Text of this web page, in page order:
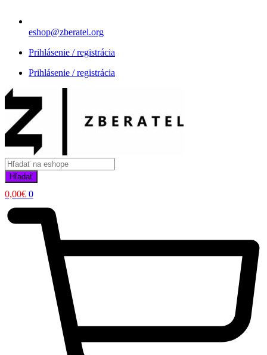
eshop@zberatel.org
Prihlásenie / registrácia
Prihlásenie / registrácia
Products
search
Hľadať
0,00€ 0